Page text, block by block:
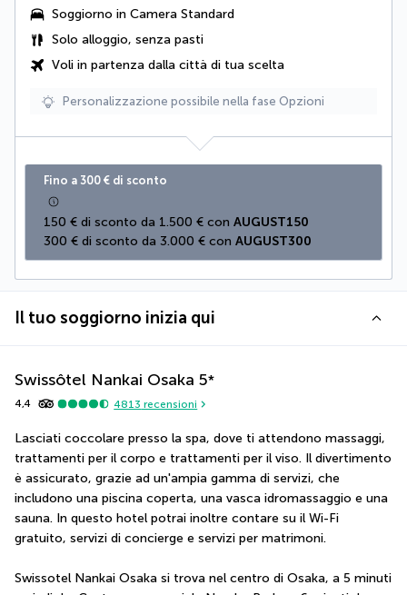
Soggiorno in Camera Standard
Solo alloggio, senza pasti
Voli in partenza dalla città di tua scelta
Personalizzazione possibile nella fase Opzioni
Fino a 300 € di sconto
150 € di sconto da 1.500 € con AUGUST150
300 € di sconto da 3.000 € con AUGUST300
Il tuo soggiorno inizia qui
Swissôtel Nankai Osaka 5*
4,4 4813 recensioni
Lasciati coccolare presso la spa, dove ti attendono massaggi,
trattamenti per il corpo e trattamenti per il viso. Il divertimento
è assicurato, grazie ad un'ampia gamma di servizi, che
includono una piscina coperta, una vasca idromassaggio e una
sauna. In questo hotel potrai inoltre contare su il Wi-Fi
gratuito, servizi di concierge e servizi per matrimoni.
Swissotel Nankai Osaka si trova nel centro di Osaka, a 5 minuti